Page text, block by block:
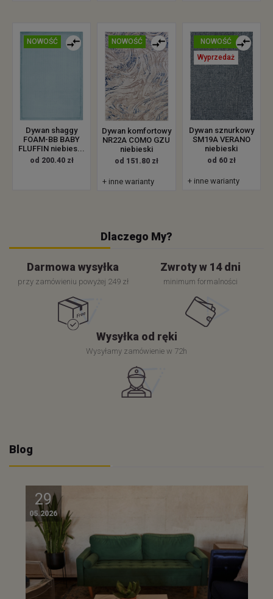
NOWOŚĆ
Dywan shaggy
FOAM-BB BABY
FLUFFIN niebies...
od 200.40 zł
NOWOŚĆ
Dywan komfortowy
NR22A COMO GZU
niebieski
od 151.80 zł
+ inne warianty
NOWOŚĆ
Wyprzedaż
Dywan sznurkowy
SM19A VERANO
niebieski
od 60 zł
+ inne warianty
Dlaczego My?
Darmowa wysyłka
przy zamówieniu powyżej 249 zł
Zwroty w 14 dni
minimum formalności
Wysyłka od ręki
Wysyłamy zamówienie w 72h
Blog
29
05.2026